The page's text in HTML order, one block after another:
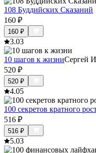
108 Буддийских Сказаний
160 ₽
160 ₽
3.03
10 шагов к жизниСергей
520 ₽
520 ₽
4.05
100 секретов кратного
516 ₽
516 ₽
5.03